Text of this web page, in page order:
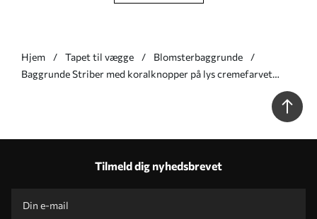
Hjem Tapet til vægge
Blomsterbaggrunde
Baggrunde Striber med koralknopper på lys cremefarvet
Tilmeld dig nyhedsbrevet